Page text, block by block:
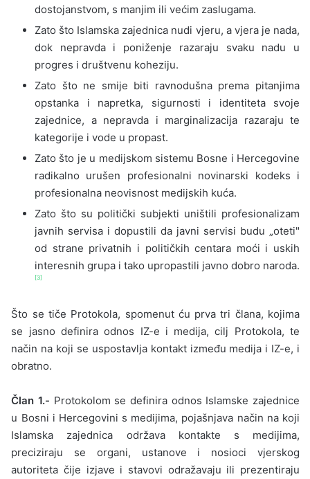
dostojanstvom, s manjim ili većim zaslugama.
Zato što Islamska zajednica nudi vjeru, a vjera je nada,
dok nepravda i poniženje razaraju svaku nadu u
progres i društvenu koheziju.
Zato što ne smije biti ravnodušna prema pitanjima
opstanka i napretka, sigurnosti i identiteta svoje
zajednice, a nepravda i marginalizacija razaraju te
kategorije i vode u propast.
Zato što je u medijskom sistemu Bosne i Hercegovine
radikalno urušen profesionalni novinarski kodeks i
profesionalna neovisnost medijskih kuća.
Zato što su politički subjekti uništili profesionalizam
javnih servisa i dopustili da javni servisi budu „oteti"
od strane privatnih i političkih centara moći i uskih
interesnih grupa i tako upropastili javno dobro naroda.
[3]
Što se tiče Protokola, spomenut ću prva tri člana, kojima
se jasno definira odnos IZ-e i medija, cilj Protokola, te
način na koji se uspostavlja kontakt između medija i IZ-e, i
obratno.
Član 1.- Protokolom se definira odnos Islamske zajednice
u Bosni i Hercegovini s medijima, pojašnjava način na koji
Islamska zajednica održava kontakte s medijima,
preciziraju se organi, ustanove i nosioci vjerskog
autoriteta čije izjave i stavovi odražavaju ili prezentiraju